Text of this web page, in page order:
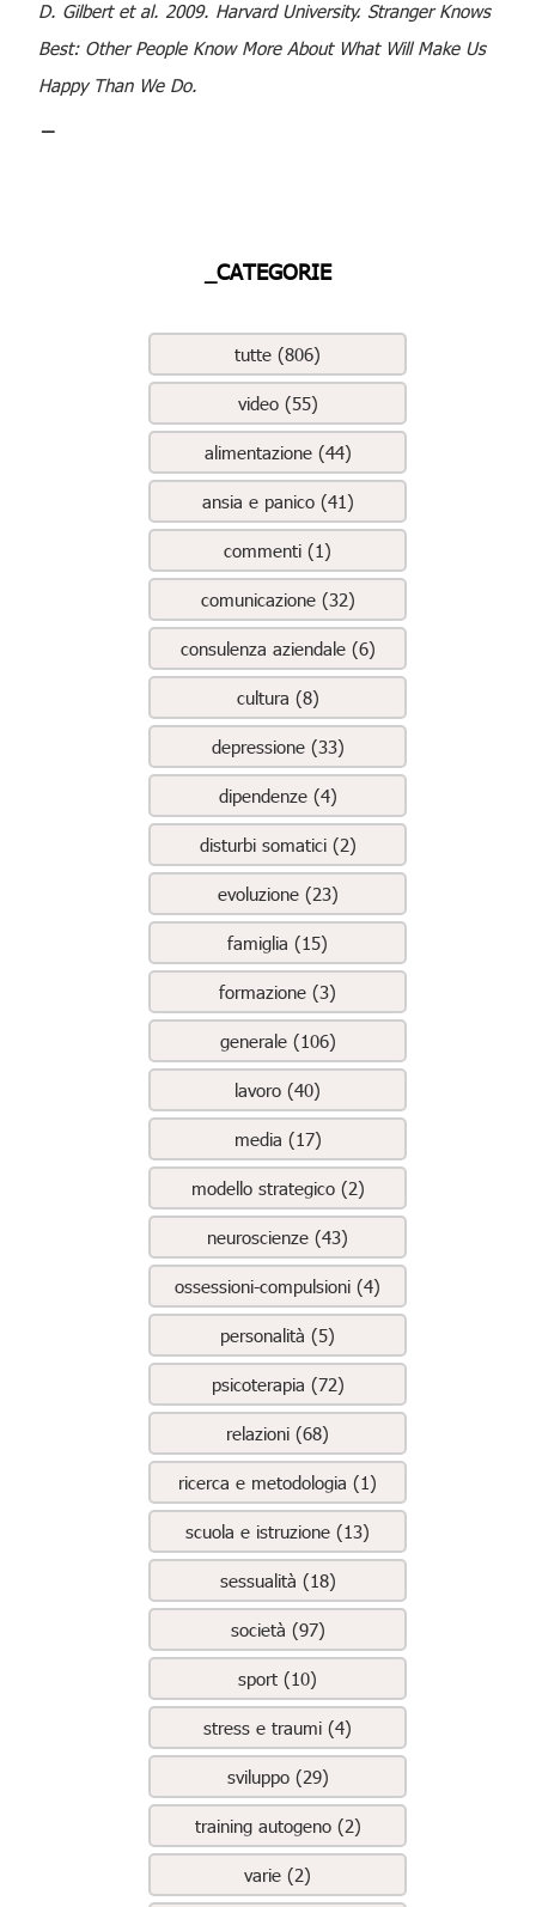
D. Gilbert et al. 2009. Harvard University. Stranger Knows
Best: Other People Know More About What Will Make Us
Happy Than We Do.
_CATEGORIE
tutte (806)
video (55)
alimentazione (44)
ansia e panico (41)
commenti (1)
comunicazione (32)
consulenza aziendale (6)
cultura (8)
depressione (33)
dipendenze (4)
disturbi somatici (2)
evoluzione (23)
famiglia (15)
formazione (3)
generale (106)
lavoro (40)
media (17)
modello strategico (2)
neuroscienze (43)
ossessioni-compulsioni (4)
personalità (5)
psicoterapia (72)
relazioni (68)
ricerca e metodologia (1)
scuola e istruzione (13)
sessualità (18)
società (97)
sport (10)
stress e traumi (4)
sviluppo (29)
training autogeno (2)
varie (2)